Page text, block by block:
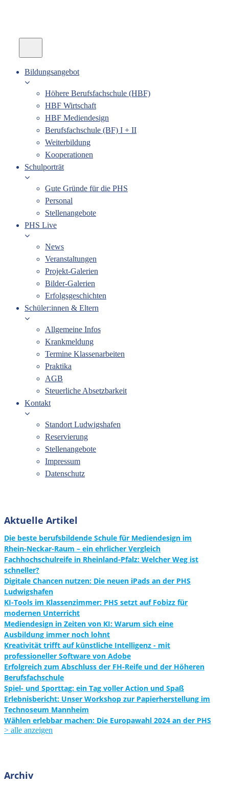
Bildungsangebot
Höhere Berufsfachschule (HBF)
HBF Wirtschaft
HBF Mediendesign
Berufsfachschule (BF) I + II
Weiterbildung
Kooperationen
Schulporträt
Gute Gründe für die PHS
Personal
Stellenangebote
PHS Live
News
Veranstaltungen
Projekt-Galerien
Bilder-Galerien
Erfolgsgeschichten
Schüler:innen & Eltern
Allgemeine Infos
Krankmeldung
Termine Klassenarbeiten
Praktika
AGB
Steuerliche Absetzbarkeit
Kontakt
Standort Ludwigshafen
Reservierung
Stellenangebote
Impressum
Datenschutz
Aktuelle Artikel
Die beste berufsbildende Schule für Mediendesign im
Rhein-Neckar-Raum – ein ehrlicher Vergleich
Fachhochschulreife in Rheinland-Pfalz: Welcher Weg ist
schneller?
Digitale Chancen nutzen: Die neuen iPads an der PHS
Ludwigshafen
KI-Tools im Klassenzimmer: PHS setzt auf Fobizz für
modernen Unterricht
Mediendesign in Zeiten von KI: Warum sich eine
Ausbildung immer noch lohnt
Kreativität trifft auf künstliche Intelligenz - mit
professioneller Software von Adobe
Erfolgreich zum Abschluss der FH-Reife und der Höheren
Berufsfachschule
Spiel- und Sporttag: ein Tag voller Action und Spaß
Erlebnisbericht: Unser Workshop zur Papierherstellung im
Technoseum Mannheim
Wählen erlebbar machen: Die Europawahl 2024 an der PHS
> alle anzeigen
Archiv